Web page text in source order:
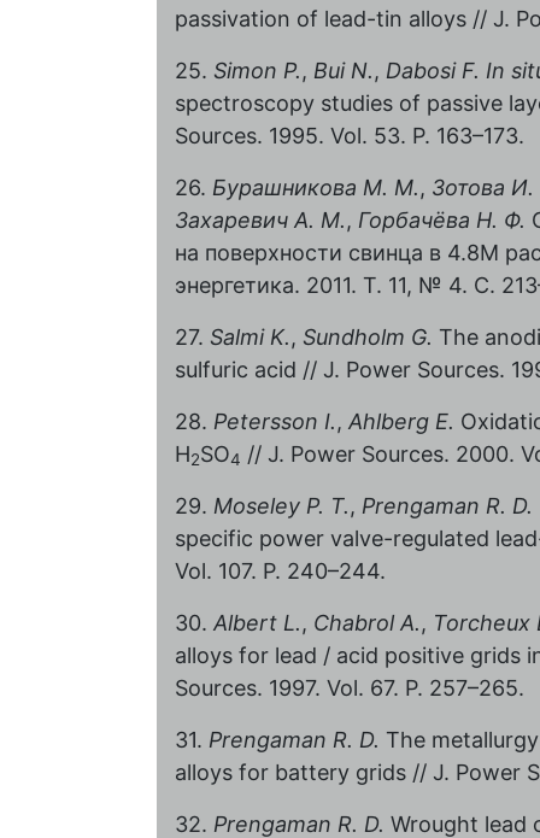
passivation of lead-tin alloys // J.
25. Simon P., Bui N., Dabosi F. In
spectroscopy studies of passive
Sources. 1995. Vol. 53. P. 163–173.
26. Бурашникова М. М., Зотова И.
Захаревич А. М., Горбачёва Н. Ф.
на поверхности свинца в 4.8М
энергетика. 2011. Т. 11, № 4. С.
27. Salmi K., Sundholm G. The
sulfuric acid // J. Power Sources.
28. Petersson I., Ahlberg E.
H2SO4 // J. Power Sources. 2000.
29. Moseley P. T., Prengaman R. D.
specific power valve-regulated
Vol. 107. P. 240–244.
30. Albert L., Chabrol A., Torcheux
alloys for lead / acid positive grids
Sources. 1997. Vol. 67. P. 257–265.
31. Prengaman R. D. The
alloys for battery grids // J. Power
32. Prengaman R. D. Wrought lead